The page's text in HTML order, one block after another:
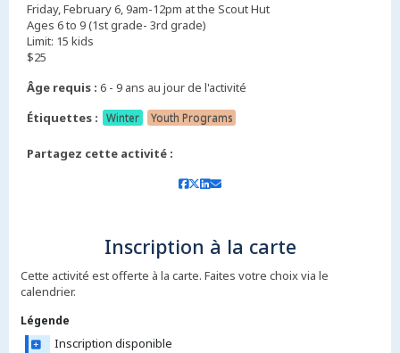
Friday, February 6, 9am-12pm at the Scout Hut
Ages 6 to 9 (1st grade- 3rd grade)
Limit: 15 kids
$25
Âge requis : 6 - 9 ans au jour de l'activité
Étiquettes :
Winter Youth Programs
Partagez cette activité :
Inscription à la carte
Cette activité est offerte à la carte. Faites votre choix via le
calendrier.
Légende
Inscription disponible